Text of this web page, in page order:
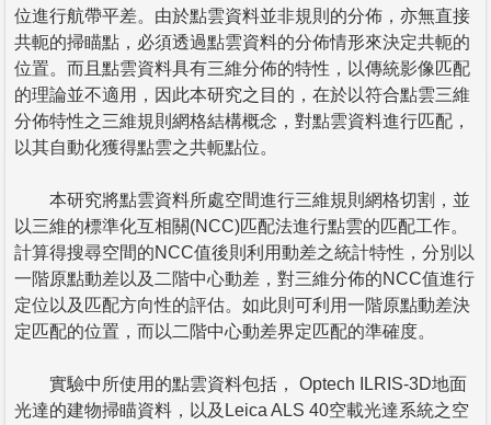
位進行航帶平差。由於點雲資料並非規則的分佈，亦無直接
共軛的掃瞄點，必須透過點雲資料的分佈情形來決定共軛的
位置。而且點雲資料具有三維分佈的特性，以傳統影像匹配
的理論並不適用，因此本研究之目的，在於以符合點雲三維
分佈特性之三維規則網格結構概念，對點雲資料進行匹配，
以其自動化獲得點雲之共軛點位。
本研究將點雲資料所處空間進行三維規則網格切割，並
以三維的標準化互相關(NCC)匹配法進行點雲的匹配工作。
計算得搜尋空間的NCC值後則利用動差之統計特性，分別以
一階原點動差以及二階中心動差，對三維分佈的NCC值進行
定位以及匹配方向性的評估。如此則可利用一階原點動差決
定匹配的位置，而以二階中心動差界定匹配的準確度。
實驗中所使用的點雲資料包括， Optech ILRIS-3D地面
光達的建物掃瞄資料，以及Leica ALS 40空載光達系統之空